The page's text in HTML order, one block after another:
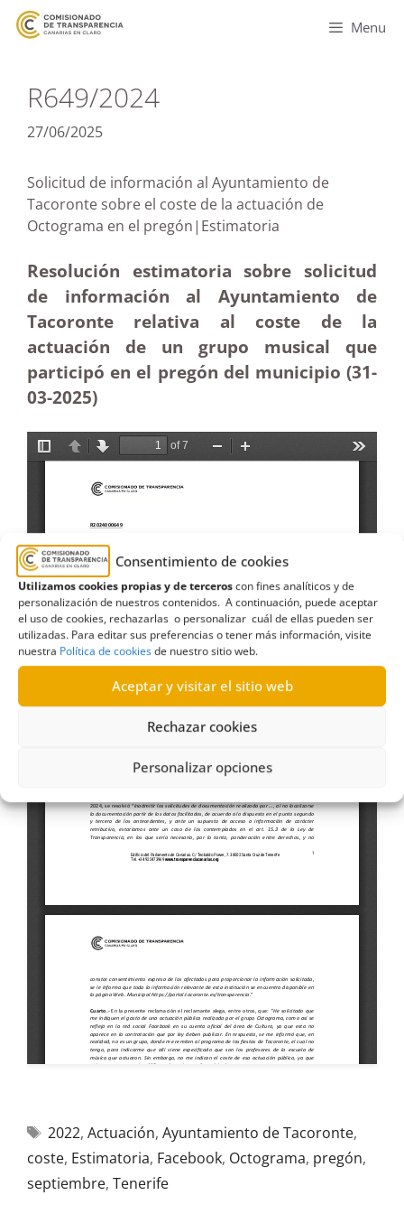
Consentimiento de cookies
Utilizamos cookies propias y de terceroscon fines analíticos y de
personalización de nuestros contenidos. A continuación, puede aceptar
el uso de cookies, rechazarlas o personalizar cuál de ellas pueden ser
utilizadas. Para editar sus preferencias o tener más información, visite
nuestra Política de cookiesde nuestro sitio web.
Aceptar y visitar el sitio web
Rechazar cookies
Personalizar opciones
Menu
R649/2024
27/06/2025
Solicitud de información al Ayuntamiento de
Tacoronte sobre el coste de la actuación de
Octograma en el pregón|Estimatoria
Resolución estimatoria sobre solicitud
de información al Ayuntamiento de
Tacoronte relativa al coste de la
actuación de un grupo musical que
participó en el pregón del municipio (31-
03-2025)
2022, Actuación, Ayuntamiento de Tacoronte,
coste, Estimatoria, Facebook, Octograma, pregón,
septiembre, Tenerife